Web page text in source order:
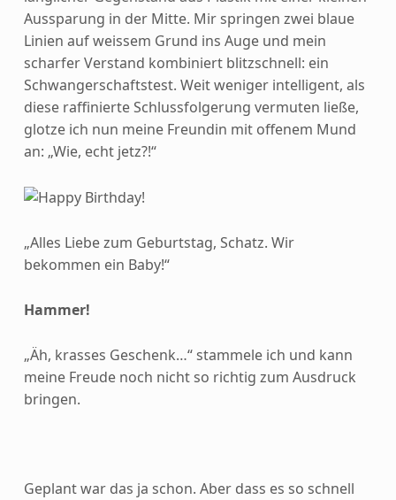
Aussparung in der Mitte. Mir springen zwei blaue
Linien auf weissem Grund ins Auge und mein
scharfer Verstand kombiniert blitzschnell: ein
Schwangerschaftstest. Weit weniger intelligent, als
diese raffinierte Schlussfolgerung vermuten ließe,
glotze ich nun meine Freundin mit offenem Mund
an: „Wie, echt jetz?!“
„Alles Liebe zum Geburtstag, Schatz. Wir
bekommen ein Baby!“
Hammer!
„Äh, krasses Geschenk…“ stammele ich und kann
meine Freude noch nicht so richtig zum Ausdruck
bringen.
Geplant war das ja schon. Aber dass es so schnell